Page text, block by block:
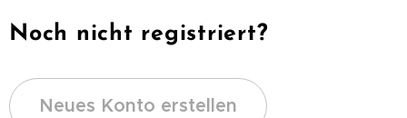
Noch nicht registriert?
Neues Konto erstellen